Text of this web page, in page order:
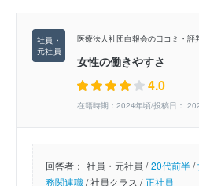
医療法人社団白報会の口コミ・評
女性の働きやすさ
4.0
在籍時期：2024年頃/投稿日：
回答者： 社員・元社員 / 20代前半/
務関連職/社員クラス / 正社員